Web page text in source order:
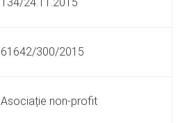
61642/300/2015
Asociație non-profit